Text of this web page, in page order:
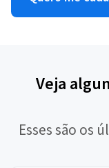
Veja
Esses são os